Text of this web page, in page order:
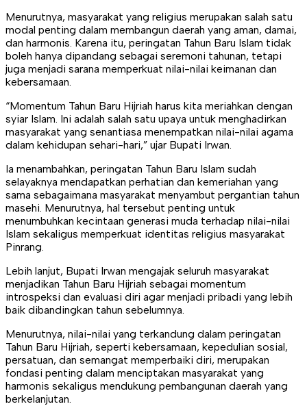
Menurutnya, masyarakat yang religius merupakan salah satu
modal penting dalam membangun daerah yang aman, damai,
dan harmonis. Karena itu, peringatan Tahun Baru Islam tidak
boleh hanya dipandang sebagai seremoni tahunan, tetapi
juga menjadi sarana memperkuat nilai-nilai keimanan dan
kebersamaan.
“Momentum Tahun Baru Hijriah harus kita meriahkan dengan
syiar Islam. Ini adalah salah satu upaya untuk menghadirkan
masyarakat yang senantiasa menempatkan nilai-nilai agama
dalam kehidupan sehari-hari,” ujar Bupati Irwan.
Ia menambahkan, peringatan Tahun Baru Islam sudah
selayaknya mendapatkan perhatian dan kemeriahan yang
sama sebagaimana masyarakat menyambut pergantian tahun
masehi. Menurutnya, hal tersebut penting untuk
menumbuhkan kecintaan generasi muda terhadap nilai-nilai
Islam sekaligus memperkuat identitas religius masyarakat
Pinrang.
Lebih lanjut, Bupati Irwan mengajak seluruh masyarakat
menjadikan Tahun Baru Hijriah sebagai momentum
introspeksi dan evaluasi diri agar menjadi pribadi yang lebih
baik dibandingkan tahun sebelumnya.
Menurutnya, nilai-nilai yang terkandung dalam peringatan
Tahun Baru Hijriah, seperti kebersamaan, kepedulian sosial,
persatuan, dan semangat memperbaiki diri, merupakan
fondasi penting dalam menciptakan masyarakat yang
harmonis sekaligus mendukung pembangunan daerah yang
berkelanjutan.